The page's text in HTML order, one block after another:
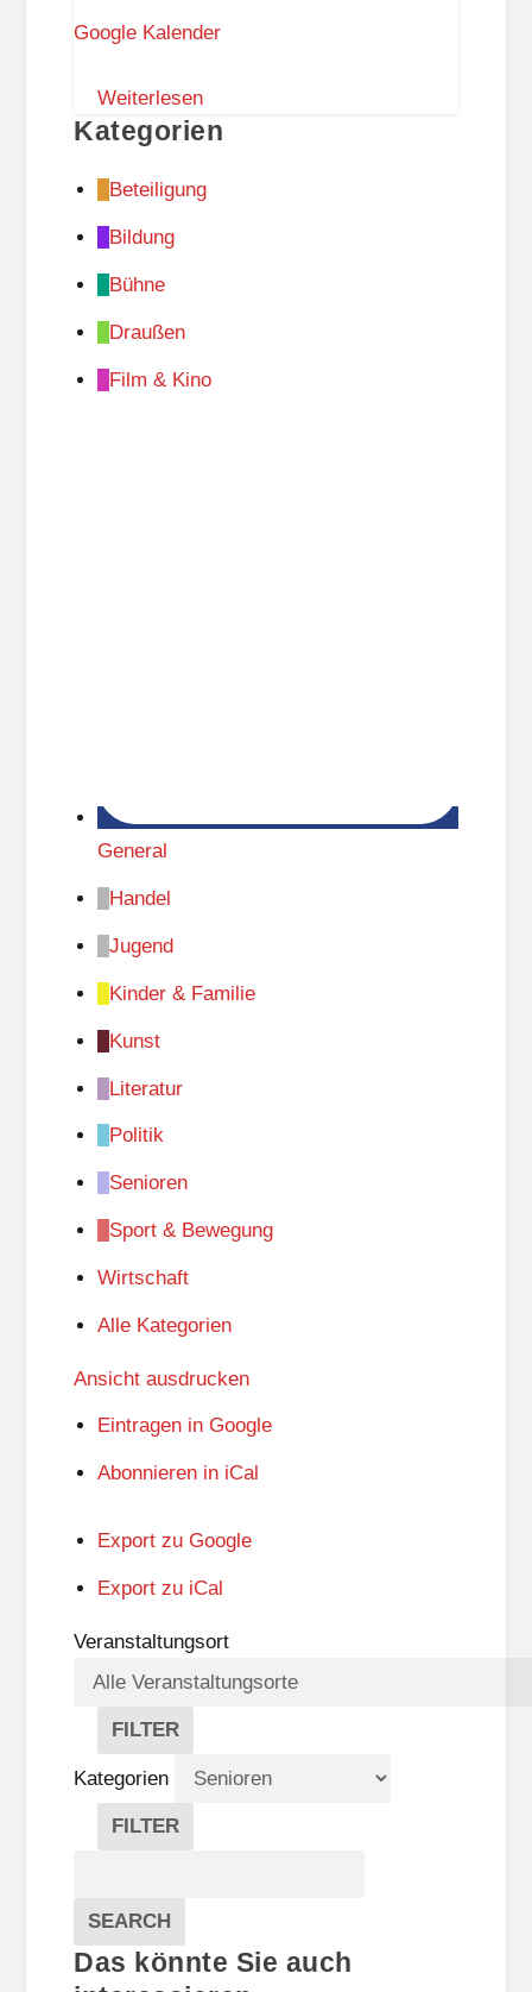
s
a
a
e
L
n
k
i
Google Kalender
Weiterlesen
Kategorien
Beteiligung
Bildung
Bühne
Draußen
Film & Kino
General
Handel
Jugend
Kinder & Familie
Kunst
Literatur
Politik
Senioren
Sport & Bewegung
Wirtschaft
Alle Kategorien
Ansicht ausdrucken
Eintragen in Google
Abonnieren in iCal
Export zu Google
Export zu iCal
Veranstaltungsort
FILTER
V
E
R
A
A
L
T
Kategorien
FILTER
E
G
O
Veranstaltungen
SEARCH
Das könnte Sie auch